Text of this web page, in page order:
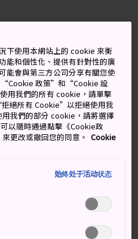
卵石鋪就而成的海岸線、平
岸，都靜待您來探索。如果
一遊。
遊嬉戲
的海岸線
新鮮的海鮮
下使用本網站上的 cookie 來衡
能和個性化、提供有針對性的廣
能會與第三方公司分享有關您使
“Cookie 政策”和“Cookie 設
用我們的所有 cookie，請單擊
絕所有 Cookie”以拒絕使用我
我們的部分 cookie，請將選擇
以隨時通過點擊《Cookie政
更改或撤回您的同意。 Cookie
始终处于活动状态